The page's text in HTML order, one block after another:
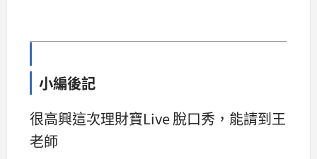
小編後記
很高興這次理財寶Live 脫口秀，能請到王
老師